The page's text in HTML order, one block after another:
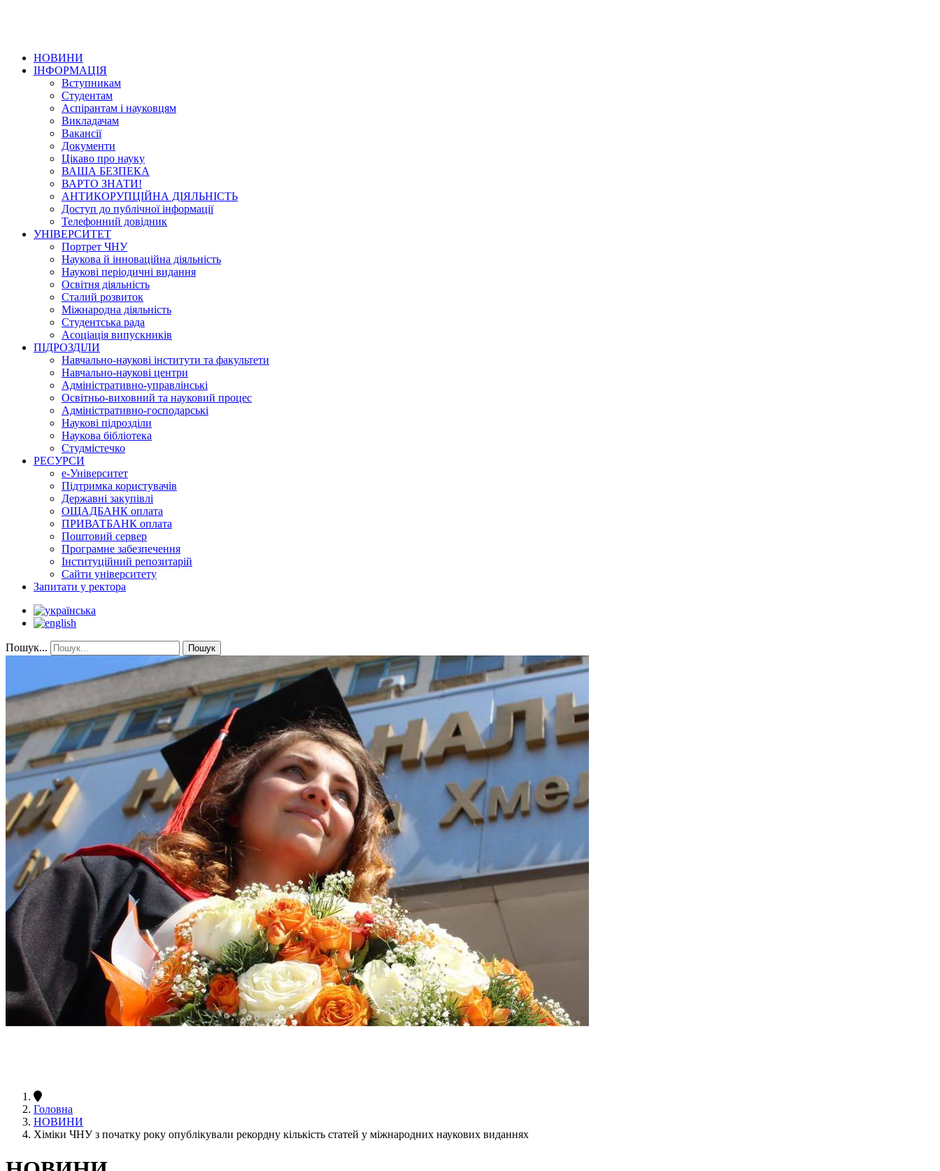
НОВИНИ
ІНФОРМАЦІЯ
Вступникам
Студентам
Аспірантам і науковцям
Викладачам
Вакансії
Документи
Цікаво про науку
ВАША БЕЗПЕКА
ВАРТО ЗНАТИ!
АНТИКОРУПЦІЙНА ДІЯЛЬНІСТЬ
Доступ до публічної інформації
Телефонний довідник
УНІВЕРСИТЕТ
Портрет ЧНУ
Наукова й інноваційна діяльність
Наукові періодичні видання
Освітня діяльність
Сталий розвиток
Міжнародна діяльність
Студентська рада
Асоціація випускників
ПІДРОЗДІЛИ
Навчально-наукові інститути та факультети
Навчально-наукові центри
Адміністративно-управлінські
Освітньо-виховний та науковий процес
Адміністративно-господарські
Наукові підрозділи
Наукова бібліотека
Студмістечко
РЕСУРСИ
е-Університет
Підтримка користувачів
Державні закупівлі
ОЩАДБАНК оплата
ПРИВАТБАНК оплата
Поштовий сервер
Програмне забезпечення
Інституційний репозитарій
Сайти університету
Запитати у ректора
Пошук... Пошук
Головна
НОВИНИ
Хіміки ЧНУ з початку року опублікували рекордну кількість статей у міжнародних наукових виданнях